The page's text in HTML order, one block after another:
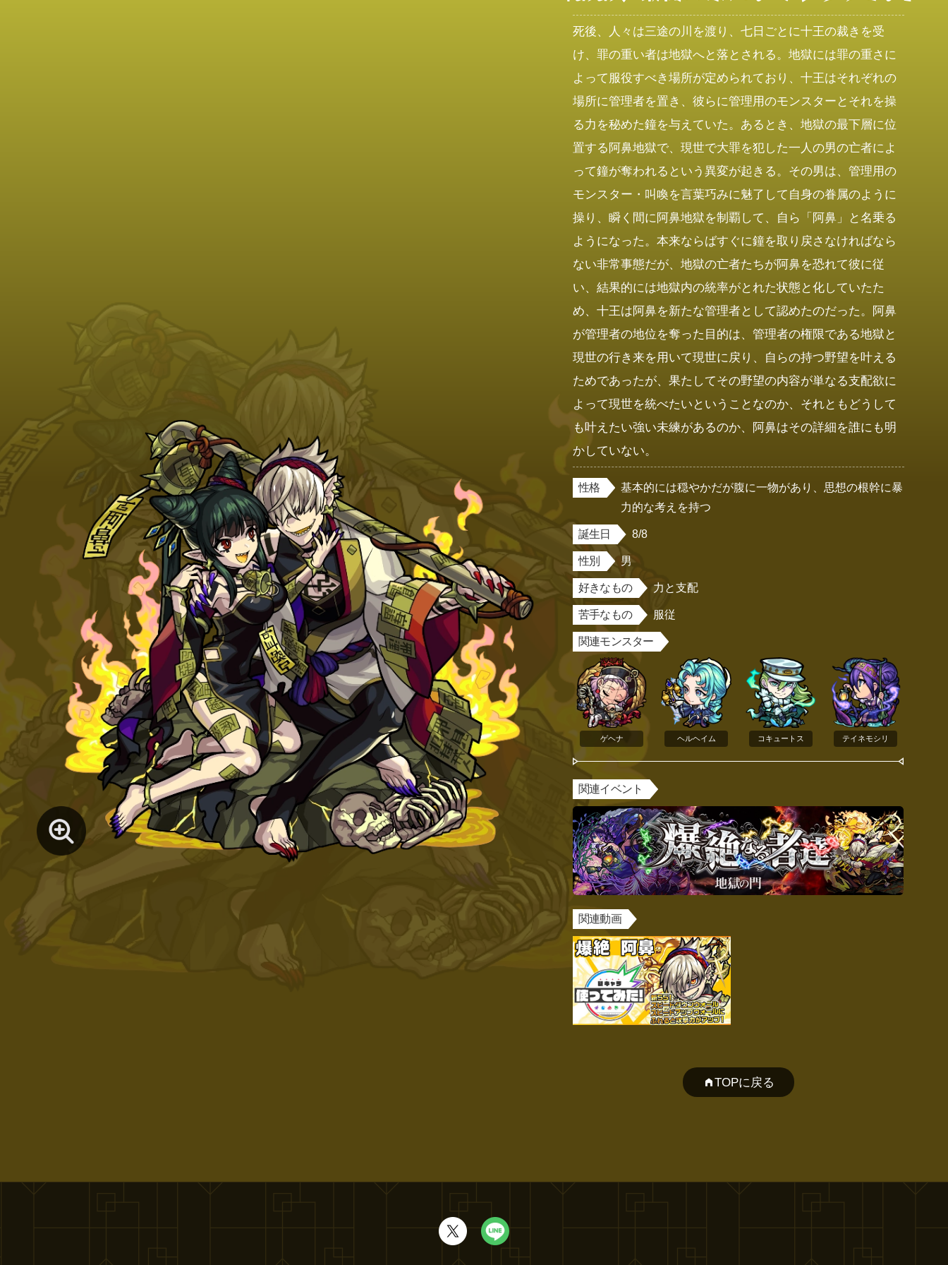
死後、人々は三途の川を渡り、七日ごとに十王の裁きを受
け、罪の重い者は地獄へと落とされる。地獄には罪の重さに
よって服役すべき場所が定められており、十王はそれぞれの
場所に管理者を置き、彼らに管理用のモンスターとそれを操
る力を秘めた鐘を与えていた。あるとき、地獄の最下層に位
置する阿鼻地獄で、現世で大罪を犯した一人の男の亡者によ
って鐘が奪われるという異変が起きる。その男は、管理用の
モンスター・叫喚を言葉巧みに魅了して自身の眷属のように
操り、瞬く間に阿鼻地獄を制覇して、自ら「阿鼻」と名乗る
ようになった。本来ならばすぐに鐘を取り戻さなければなら
ない非常事態だが、地獄の亡者たちが阿鼻を恐れて彼に従
い、結果的には地獄内の統率がとれた状態と化していたた
め、十王は阿鼻を新たな管理者として認めたのだった。阿鼻
が管理者の地位を奪った目的は、管理者の権限である地獄と
現世の行き来を用いて現世に戻り、自らの持つ野望を叶える
ためであったが、果たしてその野望の内容が単なる支配欲に
よって現世を統べたいということなのか、それともどうして
も叶えたい強い未練があるのか、阿鼻はその詳細を誰にも明
かしていない。
性格
基本的には穏やかだが腹に一物があり、思想の根幹に暴
力的な考えを持つ
誕生日 8/8
性別 男
好きなもの 力と支配
苦手なもの 服従
関連モンスター
ゲヘナ ヘルヘイム コキュートス テイネモシリ
関連イベント
関連動画
TOPに戻る